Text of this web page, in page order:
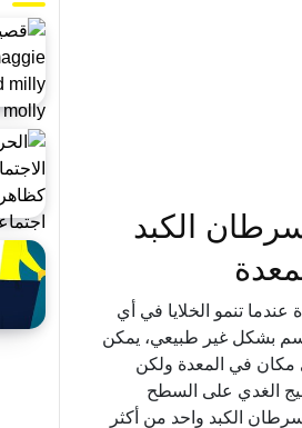
الكبد
تنمو الخلايا في أي
بشكل غير طبيعي، يمكن
مكان في المعدة ولكن
الغدي على السطح
سرطان الكبد واحد من أكثر